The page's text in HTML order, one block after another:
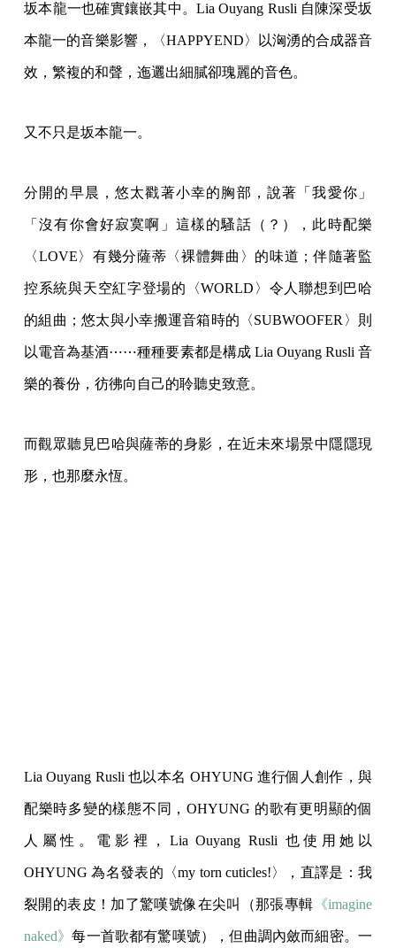
坂本龍一也確實鑲嵌其中。Lia Ouyang Rusli 自陳深受坂
本龍一的音樂影響，〈HAPPYEND〉以洶湧的合成器音
效，繁複的和聲，迤邐出細膩卻瑰麗的音色。
又不只是坂本龍一。
分開的早晨，悠太戳著小幸的胸部，說著「我愛你」
「沒有你會好寂寞啊」這樣的騷話（？），此時配樂
〈LOVE〉有幾分薩蒂〈裸體舞曲〉的味道；伴隨著監
控系統與天空紅字登場的〈WORLD〉令人聯想到巴哈
的組曲；悠太與小幸搬運音箱時的〈SUBWOOFER〉則
以電音為基酒⋯⋯種種要素都是構成 Lia Ouyang Rusli 音
樂的養份，彷彿向自己的聆聽史致意。
而觀眾聽見巴哈與薩蒂的身影，在近未來場景中隱隱現
形，也那麼永恆。
Lia Ouyang Rusli 也以本名 OHYUNG 進行個人創作，與
配樂時多變的樣態不同，OHYUNG 的歌有更明顯的個
人屬性。電影裡，Lia Ouyang Rusli 也使用她以
OHYUNG 為名發表的〈my torn cuticles!〉，直譯是：我
裂開的表皮！加了驚嘆號像在尖叫（那張專輯 《imagine
naked》每一首歌都有驚嘆號），但曲調內斂而細密。一